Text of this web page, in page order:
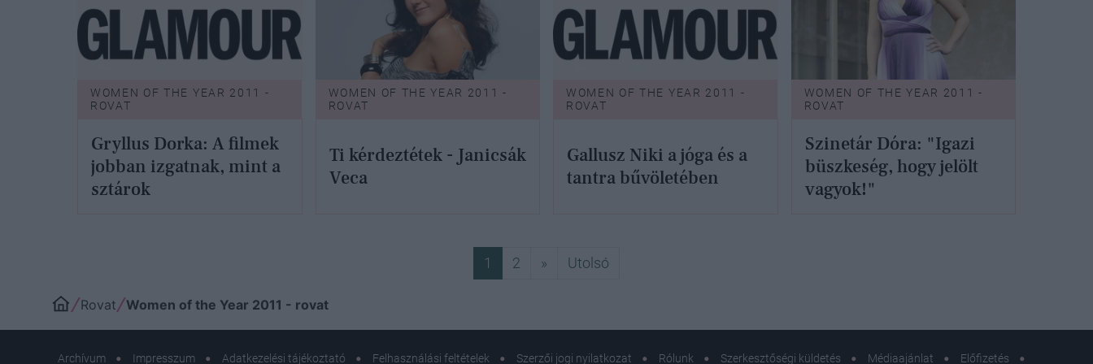
WOMEN OF THE YEAR 2011 -
ROVAT
Gryllus Dorka: A filmek
jobban izgatnak, mint a
sztárok
WOMEN OF THE YEAR 2011 -
ROVAT
Ti kérdeztétek - Janicsák
Veca
WOMEN OF THE YEAR 2011 -
ROVAT
Gallusz Niki a jóga és a
tantra bűvöletében
WOMEN OF THE YEAR 2011 -
ROVAT
Szinetár Dóra: "Igazi
büszkeség, hogy jelölt
vagyok!"
1 2 » Következő
Utolsó
Rovat Women of the Year 2011 - rovat
Archívum Impresszum Adatkezelési tájékoztató Felhasználási feltételek Szerzői jogi nyilatkozat Rólunk Szerkesztőségi küldetés Médiaajánlat Előfizetés